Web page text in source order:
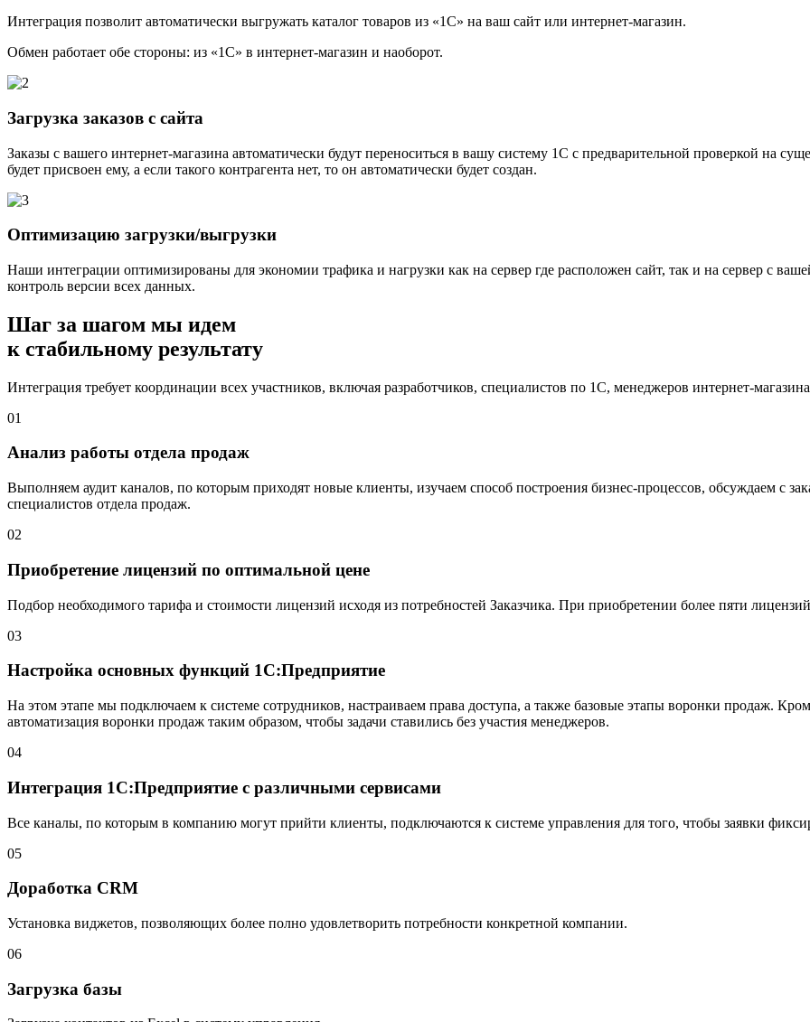
Интеграция позволит автоматически выгружать каталог товаров из «1С» на ваш сайт или интернет-магазин.
Обмен работает обе стороны: из «1С» в интернет-магазин и наоборот.
Загрузка заказов с сайта
Заказы с вашего интернет-магазина автоматически будут переноситься в вашу систему 1С с предварительной проверкой на
будет присвоен ему, а если такого контрагента нет, то он автоматически будет создан.
Оптимизацию загрузки/выгрузки
Наши интеграции оптимизированы для экономии трафика и нагрузки как на сервер где расположен сайт, так и на сервер с
контроль версии всех данных.
Шаг за шагом мы идем
к стабильному результату
Интеграция требует координации всех участников, включая разработчиков, специалистов по 1С, менеджеров интернет-
01
Анализ работы отдела продаж
Выполняем аудит каналов, по которым приходят новые клиенты, изучаем способ построения бизнес-процессов, обсуждаем с
специалистов отдела продаж.
02
Приобретение лицензий по оптимальной цене
Подбор необходимого тарифа и стоимости лицензий исходя из потребностей Заказчика. При приобретении более пяти
03
Настройка основных функций 1С:Предприятие
На этом этапе мы подключаем к системе сотрудников, настраиваем права доступа, а также базовые этапы воронки продаж.
автоматизация воронки продаж таким образом, чтобы задачи ставились без участия менеджеров.
04
Интеграция 1С:Предприятие с различными сервисами
Все каналы, по которым в компанию могут прийти клиенты, подключаются к системе управления для того, чтобы заявки
05
Доработка CRM
Установка виджетов, позволяющих более полно удовлетворить потребности конкретной компании.
06
Загрузка базы